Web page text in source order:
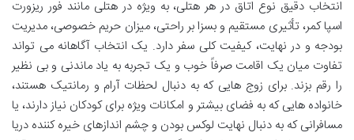
انتخاب دقیق نوع اتاق در هر هتلی، به ویژه در هتلی مانند فور ریزورت
اسپا کمر، تأثیری مستقیم و بسزا بر راحتی، میزان حریم خصوصی، مدیریت
بودجه و در نهایت، کیفیت کلی سفر دارد. یک انتخاب آگاهانه می تواند
تفاوت میان یک اقامت صرفاً خوب و یک تجربه به یاد ماندنی و بی نظیر
را رقم بزند. برای زوج هایی که به دنبال لحظات آرام و رمانتیک هستند،
خانواده هایی که به فضای بیشتر و امکانات ویژه برای کودکان نیاز دارند، یا
مسافرانی که به دنبال نهایت لوکس بودن و چشم اندازهای خیره کننده دریا